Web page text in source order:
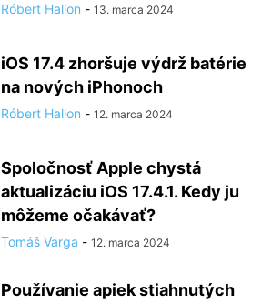
Róbert Hallon - 13. marca 2024
iOS 17.4 zhoršuje výdrž batérie
na nových iPhonoch
Róbert Hallon - 12. marca 2024
Spoločnosť Apple chystá
aktualizáciu iOS 17.4.1. Kedy ju
môžeme očakávať?
Tomáš Varga - 12. marca 2024
Používanie apiek stiahnutých